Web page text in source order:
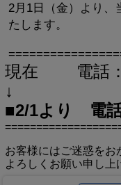
2月1日（金）より、
たします。
現在 電話：
↓
■2/1より 電話
お客様にはご迷惑を
よろしくお願い申し上